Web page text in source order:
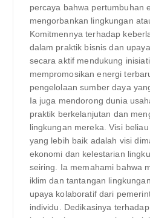
percaya bahwa pertumbuhan
mengorbankan lingkungan
Komitmennya terhadap
dalam praktik bisnis dan
secara aktif mendukung
mempromosikan energi
pengelolaan sumber daya
Ia juga mendorong dunia
praktik berkelanjutan dan
lingkungan mereka. Visi
yang lebih baik adalah visi
ekonomi dan kelestarian
seiring. Ia memahami bahwa
iklim dan tantangan
upaya kolaboratif dari
individu. Dedikasinya